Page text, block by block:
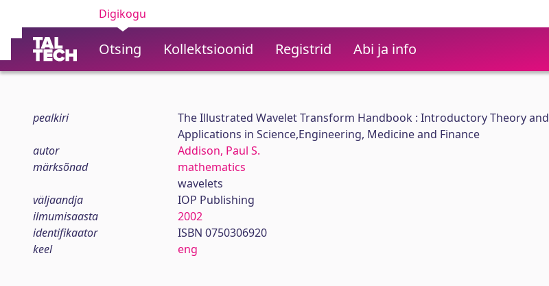
Digikogu
Otsing Kollektsioonid Registrid Abi ja info
pealkiri
The Illustrated Wavelet Transform Handbook : Introductory Theory and
Applications in Science,Engineering, Medicine and Finance
autor
Addison, Paul S.
märksõnad
mathematics
wavelets
väljaandja
IOP Publishing
ilmumisaasta
2002
identifikaator
ISBN 0750306920
keel
eng